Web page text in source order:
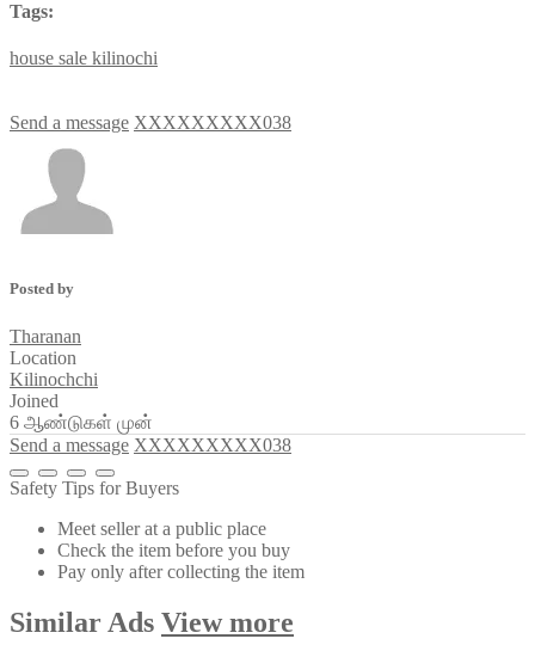
Tags:
house sale kilinochi
Send a message XXXXXXXXX038
Posted by
Tharanan
Location
Kilinochchi
Joined
6 ஆண்டுகள் முன்
Send a message XXXXXXXXX038
Safety Tips for Buyers
Meet seller at a public place
Check the item before you buy
Pay only after collecting the item
Similar Ads View more